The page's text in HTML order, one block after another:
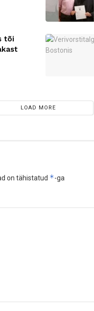
tõi
LOAD MORE
on tähistatud *-ga